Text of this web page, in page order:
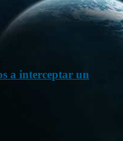
a interceptar un